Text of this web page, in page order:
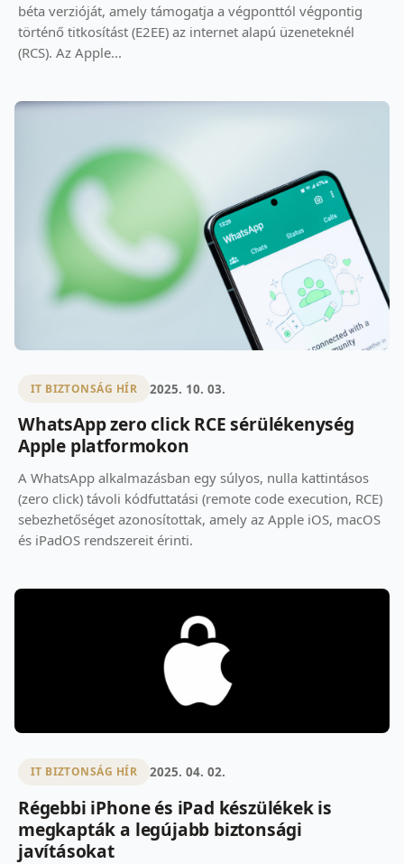
béta verzióját, amely támogatja a végponttól végpontig
történő titkosítást (E2EE) az internet alapú üzeneteknél
(RCS). Az Apple...
IT BIZTONSÁG HÍR 2025. 10. 03.
WhatsApp zero click RCE sérülékenység
Apple platformokon
A WhatsApp alkalmazásban egy súlyos, nulla kattintásos
(zero click) távoli kódfuttatási (remote code execution, RCE)
sebezhetőséget azonosítottak, amely az Apple iOS, macOS
és iPadOS rendszereit érinti.
IT BIZTONSÁG HÍR 2025. 04. 02.
Régebbi iPhone és iPad készülékek is
megkapták a legújabb biztonsági
javításokat